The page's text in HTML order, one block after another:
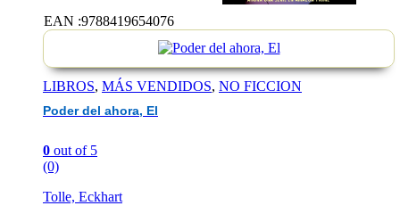
EAN :9788419654076
LIBROS, MÁS VENDIDOS, NO FICCION
Poder del ahora, El
0 out of 5
(0)
Tolle, Eckhart